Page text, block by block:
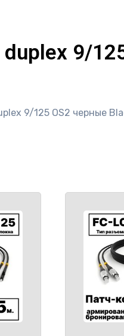
duplex 9/
9/125 OS2 черные